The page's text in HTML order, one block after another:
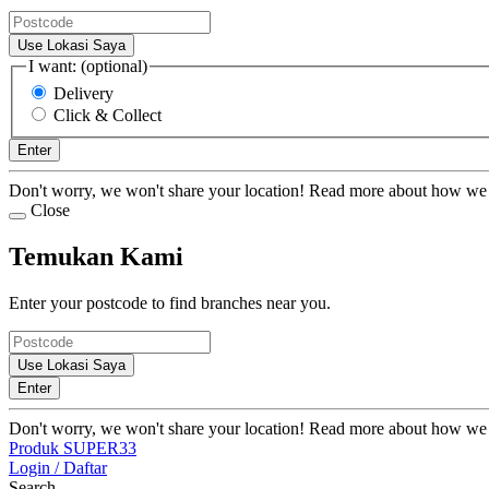
Use Lokasi Saya
I want: (optional)
Delivery
Click & Collect
Enter
Don't worry, we won't share your location! Read more about how we
Close
Temukan Kami
Enter your postcode to find branches near you.
Use Lokasi Saya
Enter
Don't worry, we won't share your location! Read more about how we
Produk SUPER33
Login / Daftar